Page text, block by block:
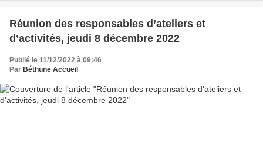
Réunion des responsables d’ateliers et
d’activités, jeudi 8 décembre 2022
Publié le 11/12/2022 à 09:46
Par Béthune Accueil